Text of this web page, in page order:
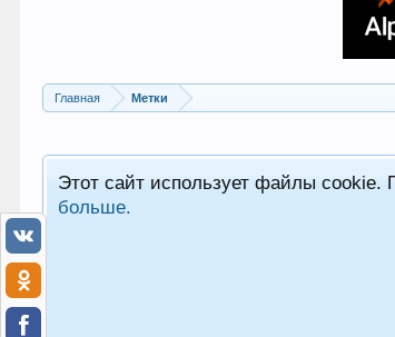
Главная Метки
Этот сайт использует файлы
больше.